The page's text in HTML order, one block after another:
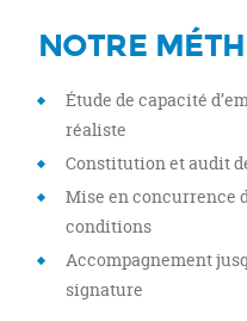
NOTRE
Étude de capacité
réaliste
Constitution et audit
Mise en concurrence
conditions
Accompagnement
signature